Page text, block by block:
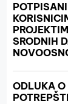
SRODNIH
ODLUKA